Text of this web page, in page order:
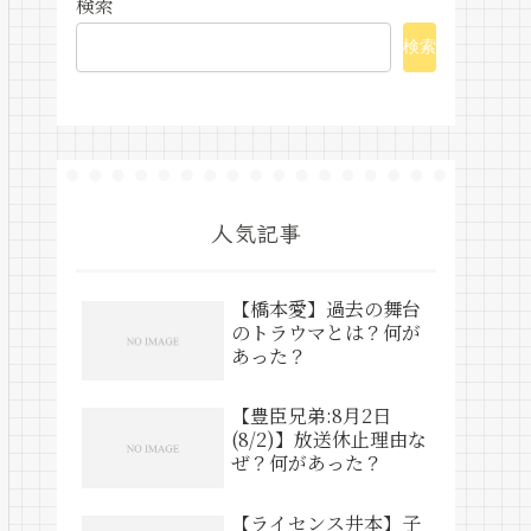
検索
検索
人気記事
【橋本愛】過去の舞台
のトラウマとは？何が
あった？
【豊臣兄弟:8月2日
(8/2)】放送休止理由な
ぜ？何があった？
【ライセンス井本】子